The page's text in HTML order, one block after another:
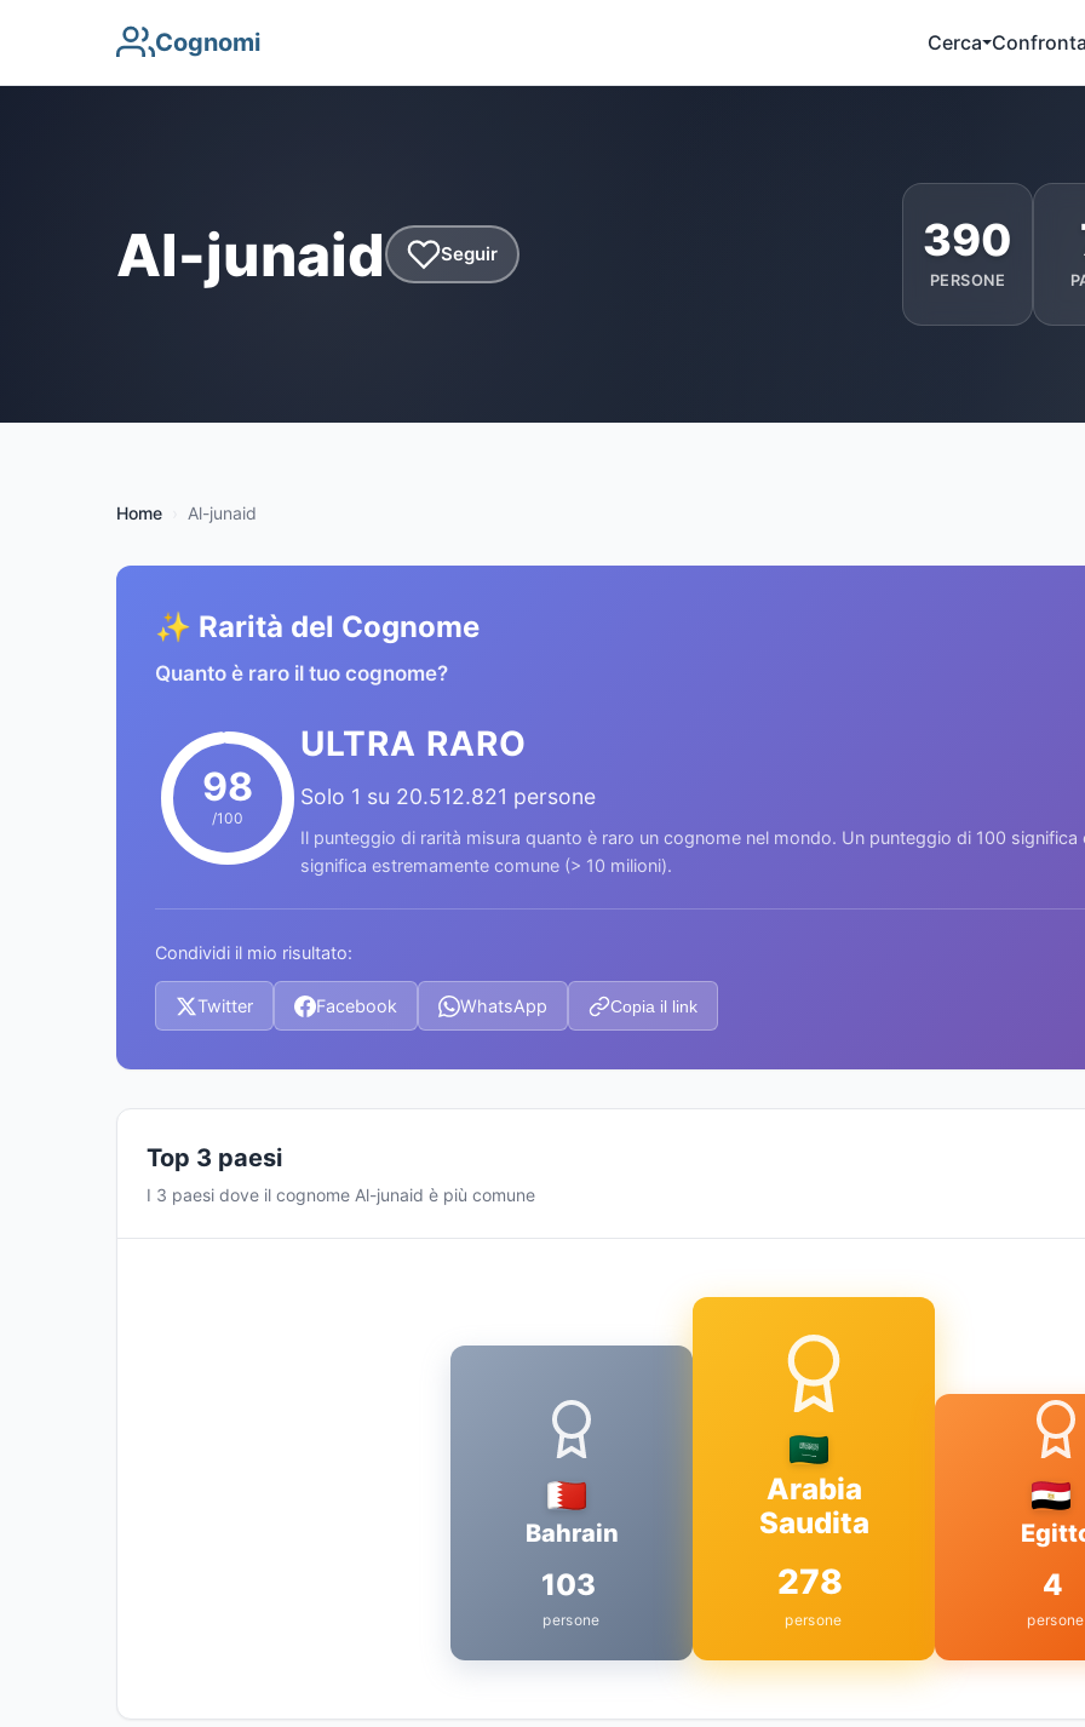
Cognomi Cerca
Al-junaid Seguir 390
PERSONE
Home Al-junaid
✨ Rarità del Cognome
Quanto è raro il tuo cognome?
98
/100
ULTRA RARO
Solo 1 su 20.512.821 persone
Il punteggio di rarità misura quanto è raro un cognome nel mondo. Un punteggio di 100
significa estremamente comune (> 10 milioni).
Condividi il mio risultato:
Twitter Facebook WhatsApp Copia il link
Top 3 paesi
I 3 paesi dove il cognome Al-junaid è più comune
Bahrain
103
persone
Arabia
Saudita
278
persone
4
persone